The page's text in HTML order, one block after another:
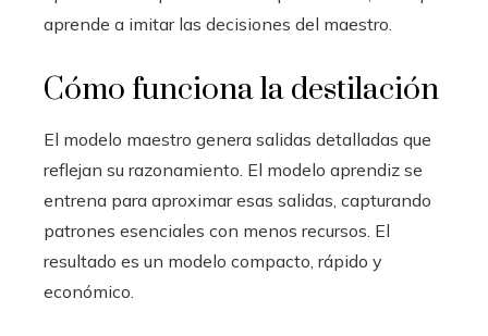
aprende a imitar las decisiones del maestro.
Cómo funciona la destilación
El modelo maestro genera salidas detalladas que
reflejan su razonamiento. El modelo aprendiz se
entrena para aproximar esas salidas, capturando
patrones esenciales con menos recursos. El
resultado es un modelo compacto, rápido y
económico.